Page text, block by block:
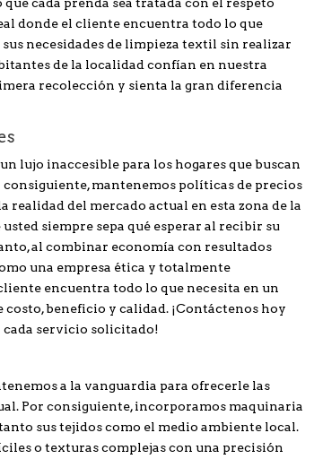
cada prenda sea tratada con el respeto
donde el cliente encuentra todo lo que
necesidades de limpieza textil sin realizar
de la localidad confían en nuestra
recolección y sienta la gran diferencia
lujo inaccesible para los hogares que buscan
mantenemos políticas de precios
realidad del mercado actual en esta zona de la
siempre sepa qué esperar al recibir su
al combinar economía con resultados
una empresa ética y totalmente
encuentra todo lo que necesita en un
beneficio y calidad. ¡Contáctenos hoy
servicio solicitado!
a la vanguardia para ofrecerle las
Por consiguiente, incorporamos maquinaria
sus tejidos como el medio ambiente local.
o texturas complejas con una precisión